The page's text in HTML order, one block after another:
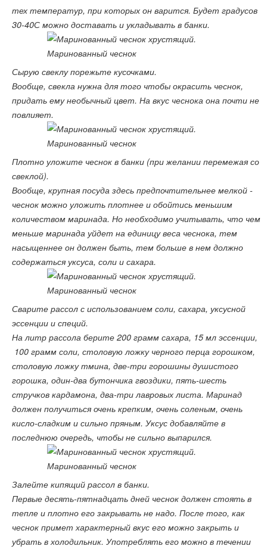
тех температур, при которых он варится. Будет градусов
30-40С можно доставать и укладывать в банки.
Сырую свеклу порежьте кусочками.
Вообще, свекла нужна для того чтобы окрасить чеснок,
придать ему необычный цвет. На вкус чеснока она почти не
повлияет.
Плотно уложите чеснок в банки (при желании перемежая со
свеклой).
Вообще, крупная посуда здесь предпочтительнее мелкой -
чеснок можно уложить плотнее и обойтись меньшим
количеством маринада. Но необходимо учитывать, что чем
меньше маринада уйдет на единицу веса чеснока, тем
насыщеннее он должен быть, тем больше в нем должно
содержаться уксуса, соли и сахара.
Сварите рассол с использованием соли, сахара, уксусной
эссенции и специй.
На литр рассола берите 200 грамм сахара, 15 мл эссенции,
100 грамм соли, столовую ложку черного перца горошком,
столовую ложку тмина, две-три горошины душистого
горошка, один-два бутончика гвоздики, пять-шесть
стручков кардамона, два-три лавровых листа. Маринад
должен получиться очень крепким, очень соленым, очень
кисло-сладким и сильно пряным. Уксус добавляйте в
последнюю очередь, чтобы не сильно выпарился.
Залейте кипящий рассол в банки.
Первые десять-пятнадцать дней чеснок должен стоять в
тепле и плотно его закрывать не надо. После того, как
чеснок примет характерный вкус его можно закрыть и
убрать в холодильник. Употреблять его можно в течении